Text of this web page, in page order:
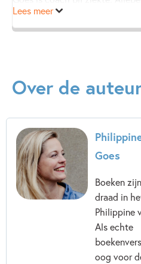
schreven ze wat ze zelf misten:
voorleesboek mét humor.
Lees meer
Over de
Goes
Boeken
draad in
Philippine
Als echte
oog voor